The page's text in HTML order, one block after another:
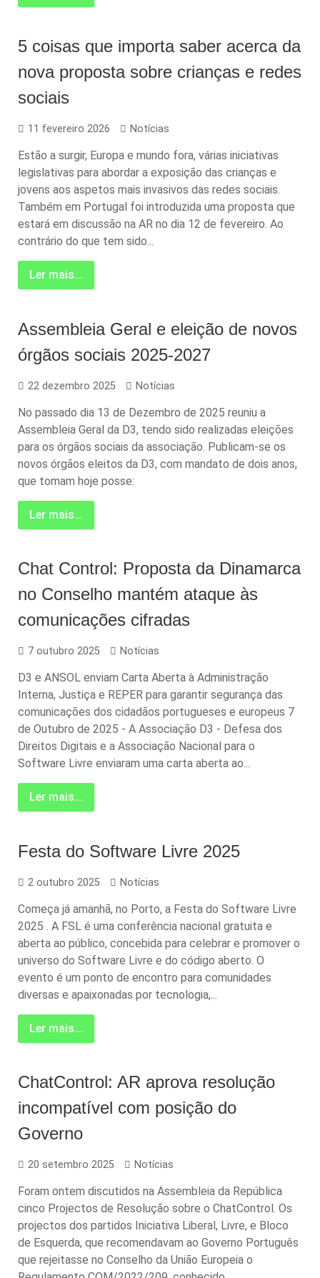
5 coisas que importa saber acerca da
nova proposta sobre crianças e redes
sociais
11 fevereiro 2026 Notícias
Estão a surgir, Europa e mundo fora, várias iniciativas
legislativas para abordar a exposição das crianças e
jovens aos aspetos mais invasivos das redes sociais.
Também em Portugal foi introduzida uma proposta que
estará em discussão na AR no dia 12 de fevereiro. Ao
contrário do que tem sido...
Ler mais...
Assembleia Geral e eleição de novos
órgãos sociais 2025-2027
22 dezembro 2025 Notícias
No passado dia 13 de Dezembro de 2025 reuniu a
Assembleia Geral da D3, tendo sido realizadas eleições
para os órgãos sociais da associação. Publicam-se os
novos órgãos eleitos da D3, com mandato de dois anos,
que tomam hoje posse:
Ler mais...
Chat Control: Proposta da Dinamarca
no Conselho mantém ataque às
comunicações cifradas
7 outubro 2025 Notícias
D3 e ANSOL enviam Carta Aberta à Administração
Interna, Justiça e REPER para garantir segurança das
comunicações dos cidadãos portugueses e europeus 7
de Outubro de 2025 - A Associação D3 - Defesa dos
Direitos Digitais e a Associação Nacional para o
Software Livre enviaram uma carta aberta ao...
Ler mais...
Festa do Software Livre 2025
2 outubro 2025 Notícias
Começa já amanhã, no Porto, a Festa do Software Livre
2025 . A FSL é uma conferência nacional gratuita e
aberta ao público, concebida para celebrar e promover o
universo do Software Livre e do código aberto. O
evento é um ponto de encontro para comunidades
diversas e apaixonadas por tecnologia,...
Ler mais...
ChatControl: AR aprova resolução
incompatível com posição do
Governo
20 setembro 2025 Notícias
Foram ontem discutidos na Assembleia da República
cinco Projectos de Resolução sobre o ChatControl. Os
projectos dos partidos Iniciativa Liberal, Livre, e Bloco
de Esquerda, que recomendavam ao Governo Português
que rejeitasse no Conselho da União Europeia o